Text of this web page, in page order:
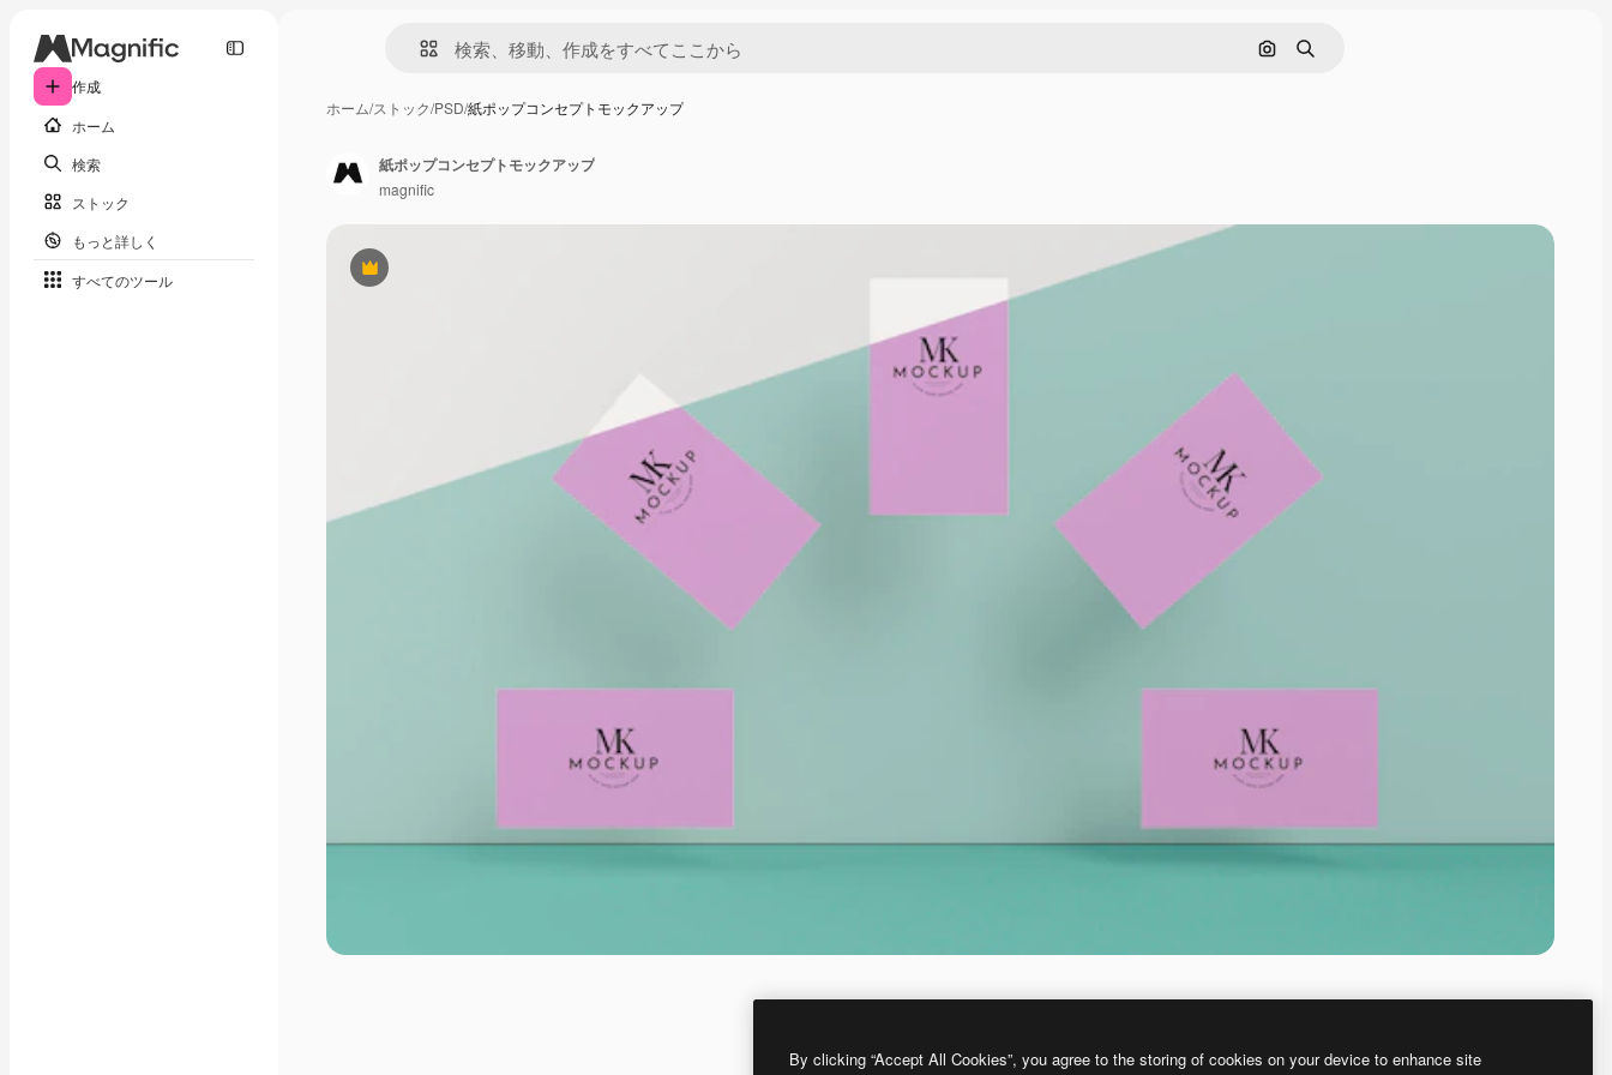
作成
ホーム
検索
ストック
もっと詳しく
すべてのツール
画像で検索
検索
ホーム/ストック/PSD/紙ポップコンセプトモックアップ
Premium
紙ポップコンセプトモックアップ
magnific
By clicking “Accept All Cookies”, you agree to the storing of cookies on your device to enhance site